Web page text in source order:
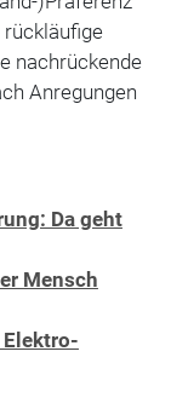
rückläufige
nachrückende
Anregungen
Da geht
Mensch